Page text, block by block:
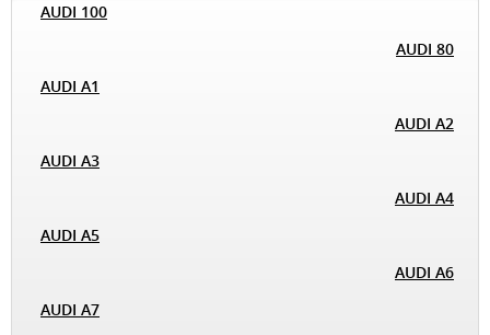
AUDI 100
AUDI 80
AUDI A1
AUDI A2
AUDI A3
AUDI A4
AUDI A5
AUDI A6
AUDI A7